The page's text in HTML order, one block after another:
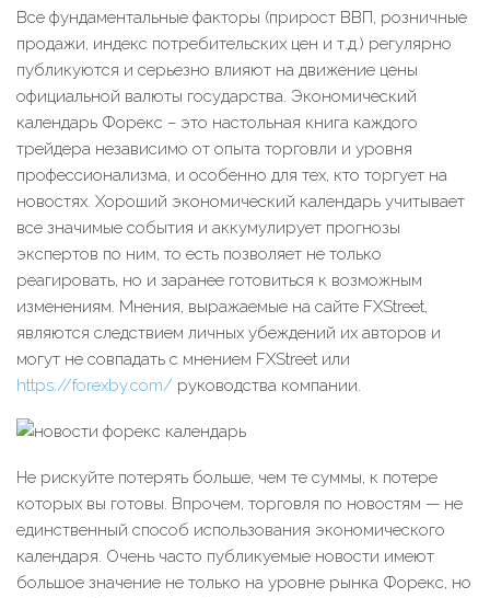
Все фундаментальные факторы (прирост ВВП, розничные
продажи, индекс потребительских цен и т.д.) регулярно
публикуются и серьезно влияют на движение цены
официальной валюты государства. Экономический
календарь Форекс – это настольная книга каждого
трейдера независимо от опыта торговли и уровня
профессионализма, и особенно для тех, кто торгует на
новостях. Хороший экономический календарь учитывает
все значимые события и аккумулирует прогнозы
экспертов по ним, то есть позволяет не только
реагировать, но и заранее готовиться к возможным
изменениям. Мнения, выражаемые на сайте FXStreet,
являются следствием личных убеждений их авторов и
могут не совпадать с мнением FXStreet или
https://forexby.com/ руководства компании.
Не рискуйте потерять больше, чем те суммы, к потере
которых вы готовы. Впрочем, торговля по новостям — не
единственный способ использования экономического
календаря. Очень часто публикуемые новости имеют
большое значение не только на уровне рынка Форекс, но